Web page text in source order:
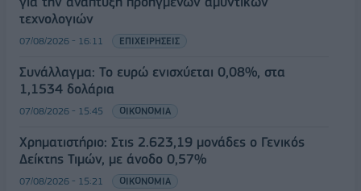
τεχνολογιών
07/08/2026 - 16:11 ΕΠΙΧΕΙΡΗΣΕΙΣ
Συνάλλαγμα: Το ευρώ ενισχύεται 0,08%, στα
1,1534 δολάρια
07/08/2026 - 15:45 ΟΙΚΟΝΟΜΙΑ
Χρηματιστήριο: Στις 2.623,19 μονάδες ο Γενικός
Δείκτης Τιμών, με άνοδο 0,57%
07/08/2026 - 15:21 ΟΙΚΟΝΟΜΙΑ